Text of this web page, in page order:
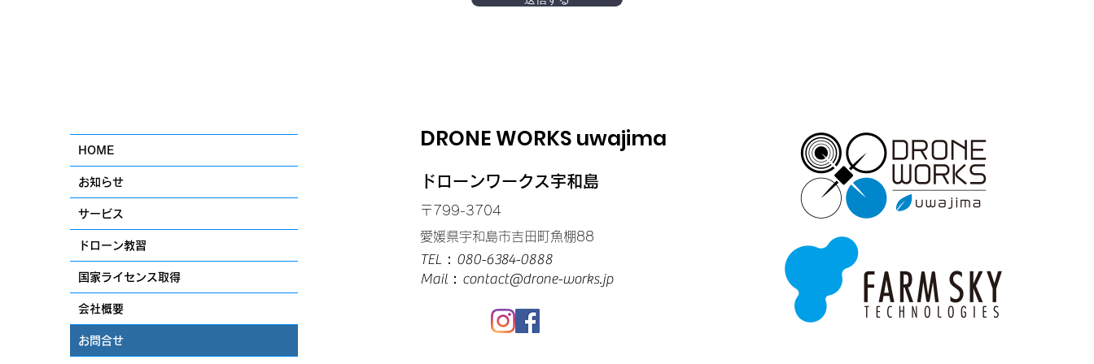
HOME
お知らせ
サービス
ドローン教習
国家ライセンス取得
会社概要
お問合せ
DRONE WORKS uwajima
​ドローンワークス宇和島
〒799-3704
愛媛県宇和島市吉田町魚棚88
TEL：080-6384-0888
​Mail： contact@drone-works.jp